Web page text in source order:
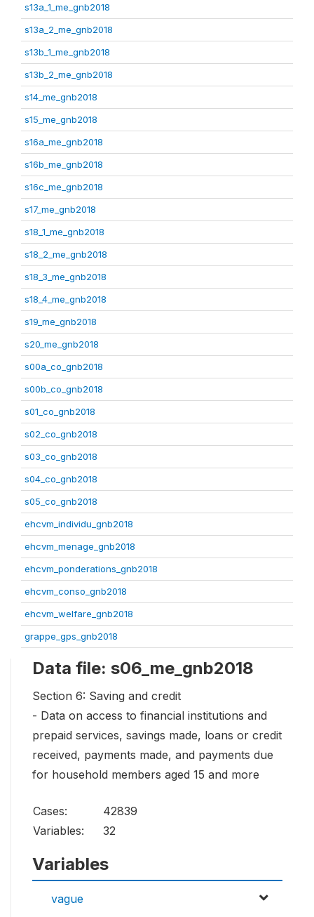
s13a_1_me_gnb2018
s13a_2_me_gnb2018
s13b_1_me_gnb2018
s13b_2_me_gnb2018
s14_me_gnb2018
s15_me_gnb2018
s16a_me_gnb2018
s16b_me_gnb2018
s16c_me_gnb2018
s17_me_gnb2018
s18_1_me_gnb2018
s18_2_me_gnb2018
s18_3_me_gnb2018
s18_4_me_gnb2018
s19_me_gnb2018
s20_me_gnb2018
s00a_co_gnb2018
s00b_co_gnb2018
s01_co_gnb2018
s02_co_gnb2018
s03_co_gnb2018
s04_co_gnb2018
s05_co_gnb2018
ehcvm_individu_gnb2018
ehcvm_menage_gnb2018
ehcvm_ponderations_gnb2018
ehcvm_conso_gnb2018
ehcvm_welfare_gnb2018
grappe_gps_gnb2018
Data file: s06_me_gnb2018
Section 6: Saving and credit
- Data on access to financial institutions and
prepaid services, savings made, loans or credit
received, payments made, and payments due
for household members aged 15 and more
Cases:
42839
Variables:
32
Variables
vague